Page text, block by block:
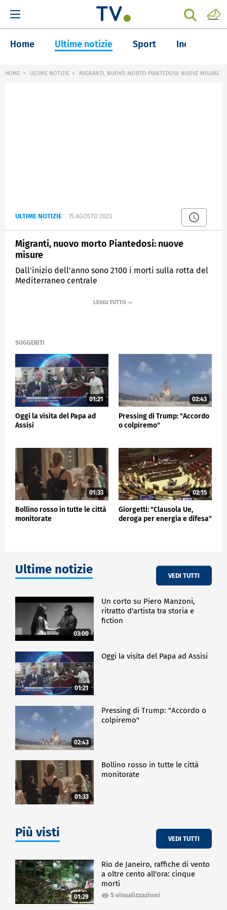
Home Ultime notizie Sport Inchieste
HOME ULTIME NOTIZIE MIGRANTI, NUOVO MORTO PIANTEDOSI: NUOVE MISURE
ULTIME NOTIZIE 15 AGOSTO 2023
Migranti, nuovo morto Piantedosi: nuove
misure
Dall'inizio dell'anno sono 2100 i morti sulla rotta del
Mediterraneo centrale
SUGGERITI
01:21
Oggi la visita del Papa ad
Assisi
02:43
Pressing di Trump: "Accordo
o colpiremo"
01:33
Bollino rosso in tutte le città
monitorate
02:15
Giorgetti: "Clausola Ue,
deroga per energia e difesa"
Ultime notizie VEDI TUTTI
03:00
Un corto su Piero Manzoni,
ritratto d'artista tra storia e
fiction
01:21
Oggi la visita del Papa ad Assisi
02:43
Pressing di Trump: "Accordo o
colpiremo"
01:33
Bollino rosso in tutte le città
monitorate
Più visti VEDI TUTTI
01:29
Rio de Janeiro, raffiche di vento
a oltre cento all'ora: cinque
morti
5 visualizzazioni